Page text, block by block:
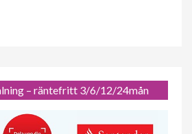
– räntefritt 3/6/12/24mån